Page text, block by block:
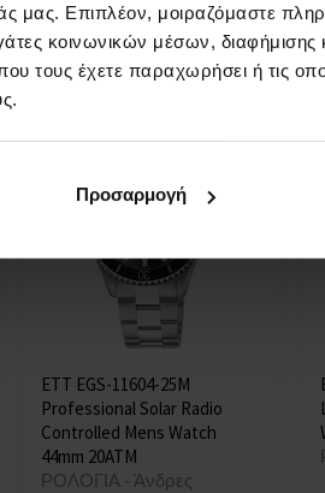
μας. Επιπλέον, μοιραζόμαστε
κοινωνικών μέσων,
τους έχετε παραχωρήσει ή τις
Προσαρμογή
στις 12.08.
115,00 €
ETT EGS-11604-25M
Professional Solar Radio
Controlled Mens Watch
44mm 20ATM
ΡΟΛΟΓΙΑ - Άνδρες